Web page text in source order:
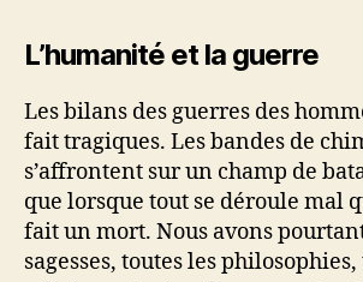
L’humanité et la guerre
Les bilans des guerres des
fait tragiques. Les bandes de
s’affrontent sur un champ de
que lorsque tout se déroule mal
fait un mort. Nous avons
sagesses, toutes les